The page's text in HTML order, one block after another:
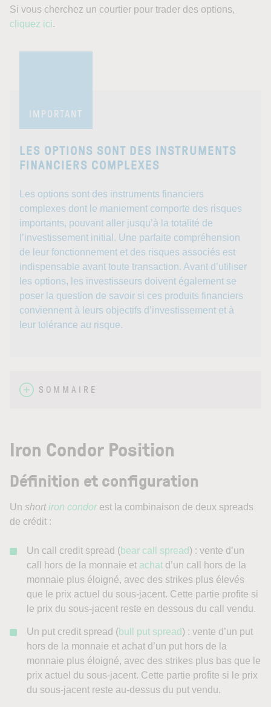
Si vous cherchez un courtier pour trader des options,
cliquez ici.
IMPORTANT
LES OPTIONS SONT DES INSTRUMENTS
FINANCIERS COMPLEXES
Les options sont des instruments financiers
complexes dont le maniement comporte des risques
importants, pouvant aller jusqu’à la totalité de
l’investissement initial. Une parfaite compréhension
de leur fonctionnement et des risques associés est
indispensable avant toute transaction. Avant d’utiliser
les options, les investisseurs doivent également se
poser la question de savoir si ces produits financiers
conviennent à leurs objectifs d’investissement et à
leur tolérance au risque.
SOMMAIRE
Iron Condor Position
Définition et configuration
Un shortiron condorest la combinaison de deux spreads
de crédit :
Un call credit spread (bear call spread) : vente d’un
call hors de la monnaie et achat d’un call hors de la
monnaie plus éloigné, avec des strikes plus élevés
que le prix actuel du sous-jacent. Cette partie profite si
le prix du sous-jacent reste en dessous du call vendu.
Un put credit spread (bull put spread) : vente d’un put
hors de la monnaie et achat d’un put hors de la
monnaie plus éloigné, avec des strikes plus bas que le
prix actuel du sous-jacent. Cette partie profite si le prix
du sous-jacent reste au-dessus du put vendu.